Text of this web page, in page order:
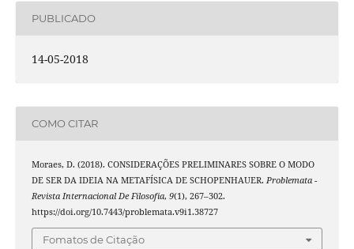
PUBLICADO
14-05-2018
COMO CITAR
Moraes, D. (2018). CONSIDERAÇÕES PRELIMINARES SOBRE O MODO
DE SER DA IDEIA NA METAFÍSICA DE SCHOPENHAUER. Problemata -
Revista Internacional De Filosofia, 9(1), 267–302.
https://doi.org/10.7443/problemata.v9i1.38727
Fomatos de Citação